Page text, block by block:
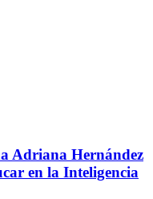
Adriana Hernández
en la Inteligencia